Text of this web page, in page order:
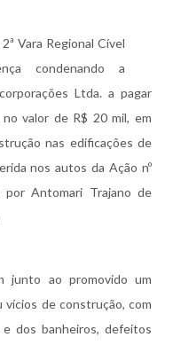
Vara Regional Cível
condenando a
Ltda. a pagar
valor de R$ 20 mil, em
nas edificações de
nos autos da Ação nº
por Antomari Trajano de
junto ao promovido um
de construção, com
dos banheiros, defeitos